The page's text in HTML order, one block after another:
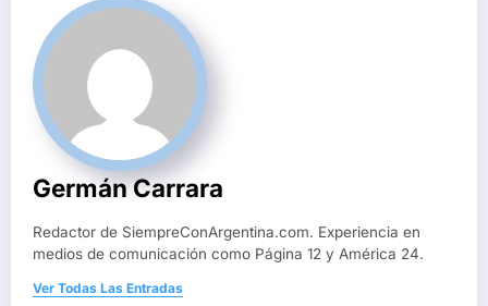
Germán Carrara
Redactor de SiempreConArgentina.com. Experiencia en
medios de comunicación como Página 12 y América 24.
Ver Todas Las Entradas